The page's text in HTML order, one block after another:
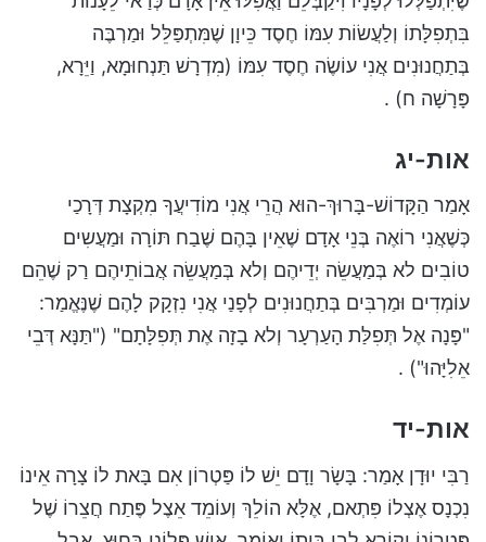
בִּתְפִלָּתוֹ וְלַעֲשׂוֹת עִמּוֹ חֶסֶד כֵּיוָן שֶׁמִּתְפַּלֵּל וּמַרְבֶּה
בְּתַחֲנוּנִים אֲנִי עוֹשֶׂה חֶסֶד עִמּוֹ (מִדְרָשׁ תַּנְחוּמָא, וַיֵּרָא,
פָּרָשָׁה ח) .
אות-יג
אָמַר הַקָּדוֹשׁ-בָּרוּךְ-הוּא הֲרֵי אֲנִי מוֹדִיעֲךָ מִקְצָת דְּרָכַי
כְּשֶׁאֲנִי רוֹאֶה בְּנֵי אָדָם שֶׁאֵין בָּהֶם שֶׁבַח תּוֹרָה וּמַעֲשִים
טוֹבִים לא בְּמַעֲשֵׂה יְדֵיהֶם וְלא בְּמַעֲשֵׂה אֲבוֹתֵיהֶם רַק שֶׁהֵם
עוֹמְדִים וּמַרְבִּים בְּתַחֲנוּנִים לְפָנַי אֲנִי נִזְקָק לָהֶם שֶׁנֶּאֱמַר:
"פָּנָה אֶל תְּפִלַּת הָעַרְעָר וְלא בָזָה אֶת תְּפִלָּתָם" ("תַּנָּא דְּבֵי
אֵלִיָּהוּ") .
אות-יד
רַבִּי יוּדָן אָמַר: בָּשָׂר וָדָם יֵשׁ לוֹ פַּטְרוֹן אִם בָּאת לוֹ צָרָה אֵינוֹ
נִכְנָס אֶצְלוֹ פִּתְאם, אֶלָּא הוֹלֵךְ וְעוֹמֵד אֵצֶל פֶּתַח חֲצֵרוֹ שֶׁל